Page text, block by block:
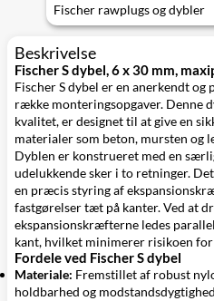
Fischer rawplugs og dybler
Beskrivelse
Fischer S dybel, 6 x 30 mm,
Fischer S dybel er en anerkendt
række monteringsopgaver. Denne
kvalitet, er designet til at give en
materialer som beton, mursten og
Dyblen er konstrueret med en
udelukkende sker i to retninger.
en præcis styring af
fastgørelser tæt på kanter. Ved at
ekspansionskræfterne ledes
kant, hvilket minimerer risikoen for
Fordele ved Fischer S dybel
Materiale: Fremstillet af robust
holdbarhed og